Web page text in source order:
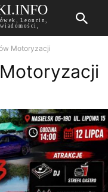
Leoncin,
Motoryzacji